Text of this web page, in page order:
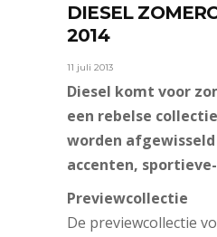
DIESEL
2014
11 juli 2013
Diesel komt voor
een rebelse
worden
accenten,
Previewcollectie
De previewcollectie